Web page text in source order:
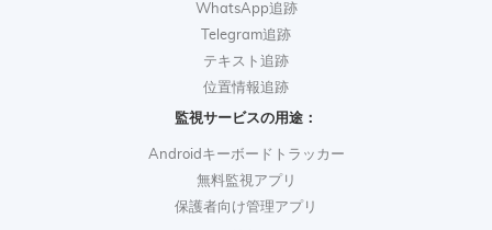
WhatsApp追跡
Telegram追跡
テキスト追跡
位置情報追跡
監視サービスの用途：
Androidキーボードトラッカー
無料監視アプリ
保護者向け管理アプリ